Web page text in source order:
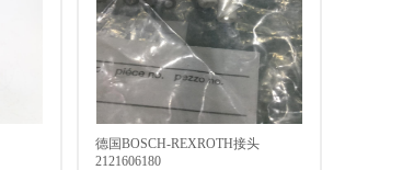
德国BOSCH-REXROTH接头
2121606180